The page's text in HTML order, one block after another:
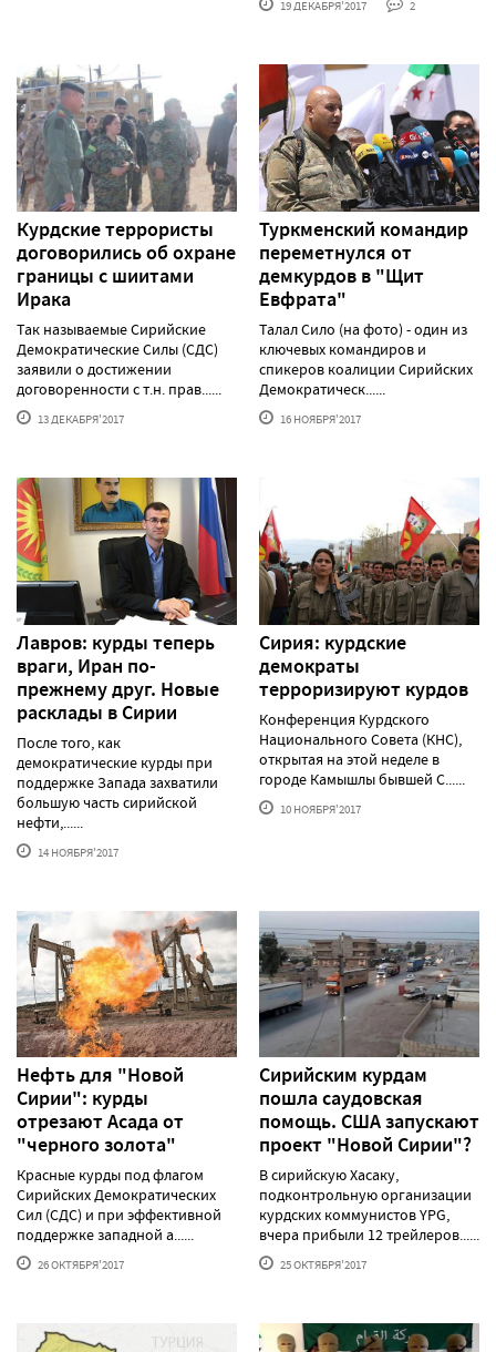
19 ДЕКАБРЯ'2017 2
Курдские террористы
договорились об охране
границы с шиитами
Ирака
Так называемые Сирийские
Демократические Силы (СДС)
заявили о достижении
договоренности с т.н. прав......
13 ДЕКАБРЯ'2017
Туркменский командир
переметнулся от
демкурдов в "Щит
Евфрата"
Талал Сило (на фото) - один из
ключевых командиров и
спикеров коалиции Сирийских
Демократическ......
16 НОЯБРЯ'2017
Лавров: курды теперь
враги, Иран по-
прежнему друг. Новые
расклады в Сирии
После того, как
демократические курды при
поддержке Запада захватили
большую часть сирийской
нефти,......
14 НОЯБРЯ'2017
Сирия: курдские
демократы
терроризируют курдов
Конференция Курдского
Национального Совета (КНС),
открытая на этой неделе в
городе Камышлы бывшей С......
10 НОЯБРЯ'2017
Нефть для "Новой
Сирии": курды
отрезают Асада от
"черного золота"
Красные курды под флагом
Сирийских Демократических
Сил (СДС) и при эффективной
поддержке западной а......
26 ОКТЯБРЯ'2017
Сирийским курдам
пошла саудовская
помощь. США запускают
проект "Новой Сирии"?
В сирийскую Хасаку,
подконтрольную организации
курдских коммунистов YPG,
вчера прибыли 12 трейлеров......
25 ОКТЯБРЯ'2017